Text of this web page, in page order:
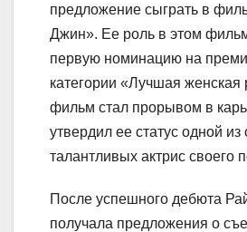
предложение сыграть в
Джин». Ее роль в этом
первую номинацию на
категории «Лучшая женская
фильм стал прорывом в
утвердил ее статус одной
талантливых актрис своего
После успешного дебюта
получала предложения о